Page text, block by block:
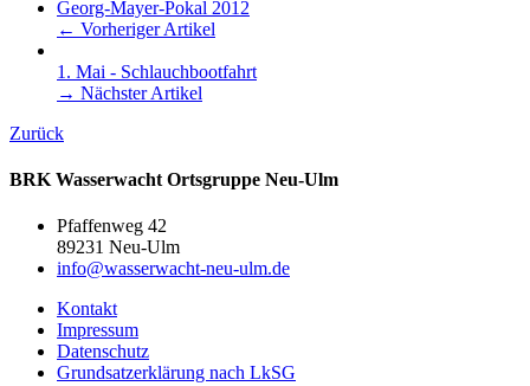
Georg-Mayer-Pokal 2012
← Vorheriger Artikel
1. Mai - Schlauchbootfahrt
→ Nächster Artikel
Zurück
BRK Wasserwacht Ortsgruppe Neu-Ulm
Pfaffenweg 42
89231 Neu-Ulm
info@wasserwacht-neu-ulm.de
Kontakt
Impressum
Datenschutz
Grundsatzerklärung nach LkSG